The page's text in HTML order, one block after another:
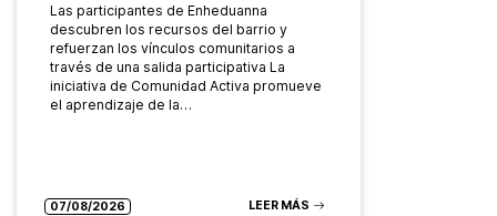
Las participantes de Enheduanna
descubren los recursos del barrio y
refuerzan los vínculos comunitarios a
través de una salida participativa La
iniciativa de Comunidad Activa promueve
el aprendizaje de la…
07/08/2026 LEER MÁS